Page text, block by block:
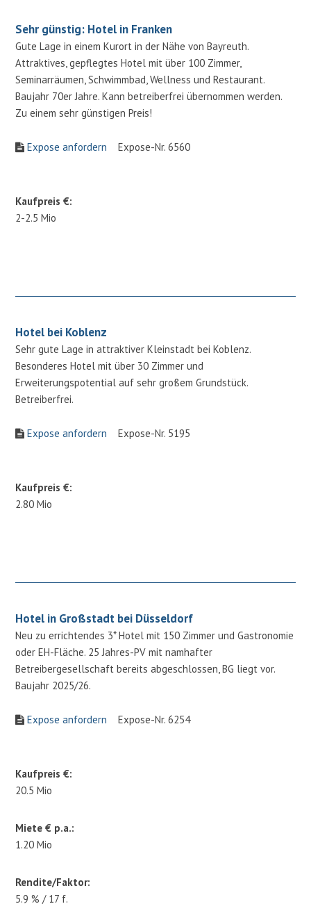
Sehr günstig: Hotel in Franken
Gute Lage in einem Kurort in der Nähe von Bayreuth.
Attraktives, gepflegtes Hotel mit über 100 Zimmer,
Seminarräumen, Schwimmbad, Wellness und Restaurant.
Baujahr 70er Jahre. Kann betreiberfrei übernommen werden.
Zu einem sehr günstigen Preis!
Expose anfordern Expose-Nr. 6560
Kaufpreis €:
2-2.5 Mio
Hotel bei Koblenz
Sehr gute Lage in attraktiver Kleinstadt bei Koblenz.
Besonderes Hotel mit über 30 Zimmer und
Erweiterungspotential auf sehr großem Grundstück.
Betreiberfrei.
Expose anfordern Expose-Nr. 5195
Kaufpreis €:
2.80 Mio
Hotel in Großstadt bei Düsseldorf
Neu zu errichtendes 3* Hotel mit 150 Zimmer und Gastronomie
oder EH-Fläche. 25 Jahres-PV mit namhafter
Betreibergesellschaft bereits abgeschlossen, BG liegt vor.
Baujahr 2025/26.
Expose anfordern Expose-Nr. 6254
Kaufpreis €:
20.5 Mio
Miete € p.a.:
1.20 Mio
Rendite/Faktor:
5.9 % / 17 f.